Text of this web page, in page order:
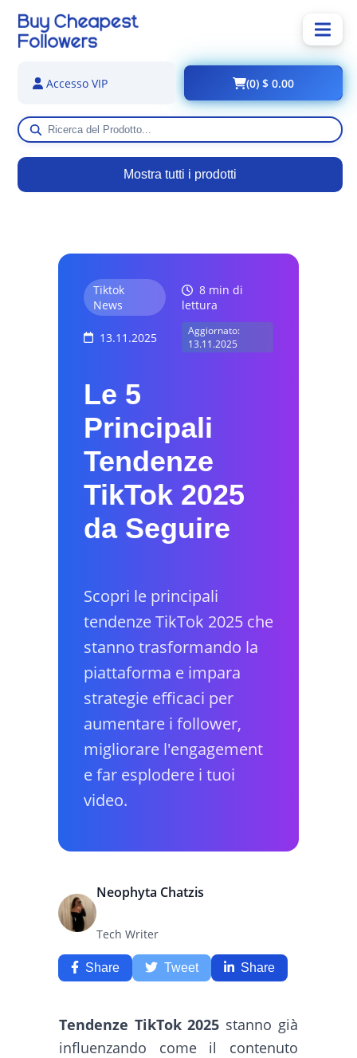
Mostra tutti i prodotti
Accesso VIP (0) $ 0.00
Tiktok
News
8 min di
lettura
13.11.2025
Aggiornato:
13.11.2025
Le 5
Principali
Tendenze
TikTok 2025
da Seguire
Scopri le principali
tendenze TikTok 2025 che
stanno trasformando la
piattaforma e impara
strategie efficaci per
aumentare i follower,
migliorare l'engagement
e far esplodere i tuoi
video.
Neophyta Chatzis
Tech Writer
Share Tweet Share
Tendenze TikTok 2025 stanno già
influenzando come il contenuto